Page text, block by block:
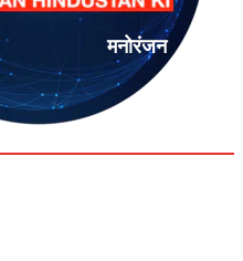
मनोरंजन